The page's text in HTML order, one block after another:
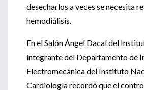
desecharlos a veces se necesita
hemodiálisis.
En el Salón Ángel Dacal del
integrante del Departamento de
Electromecánica del Instituto
Cardiología recordó que el